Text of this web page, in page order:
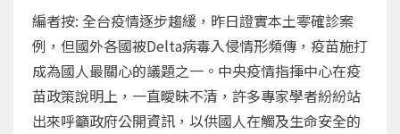
編者按: 全台疫情逐步趨緩，昨日證實本土零確診案
例，但國外各國被Delta病毒入侵情形頻傳，疫苗施打
成為國人最關心的議題之一。中央疫情指揮中心在疫
苗政策說明上，一直曖昧不清，許多專家學者紛紛站
出來呼籲政府公開資訊，以供國人在觸及生命安全的